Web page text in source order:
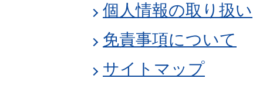
個人情報の取り扱い
免責事項について
サイトマップ